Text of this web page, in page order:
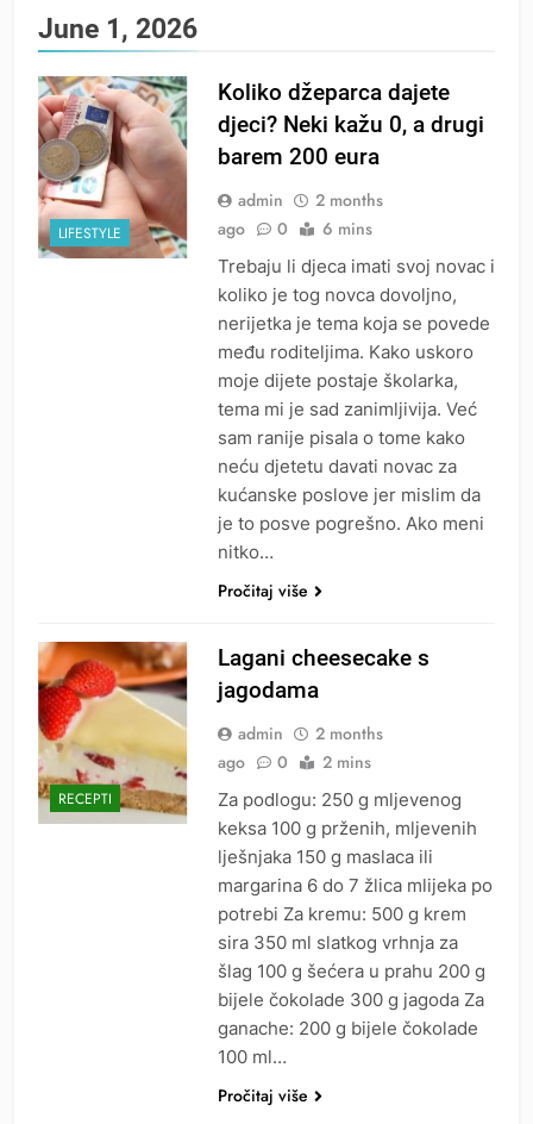
June 1, 2026
LIFESTYLE
Koliko džeparca dajete
djeci? Neki kažu 0, a drugi
barem 200 eura
admin
2 months
ago
0 6 mins
Trebaju li djeca imati svoj novac i
koliko je tog novca dovoljno,
nerijetka je tema koja se povede
među roditeljima. Kako uskoro
moje dijete postaje školarka,
tema mi je sad zanimljivija. Već
sam ranije pisala o tome kako
neću djetetu davati novac za
kućanske poslove jer mislim da
je to posve pogrešno. Ako meni
nitko…
Pročitaj više
RECEPTI
Lagani cheesecake s
jagodama
admin
2 months
ago
0 2 mins
Za podlogu: 250 g mljevenog
keksa 100 g prženih, mljevenih
lješnjaka 150 g maslaca ili
margarina 6 do 7 žlica mlijeka po
potrebi Za kremu: 500 g krem
sira 350 ml slatkog vrhnja za
šlag 100 g šećera u prahu 200 g
bijele čokolade 300 g jagoda Za
ganache: 200 g bijele čokolade
100 ml…
Pročitaj više